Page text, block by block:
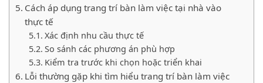
Cách áp dụng trang trí bàn làm việc tại nhà vào
thực tế
Xác định nhu cầu thực tế
So sánh các phương án phù hợp
Kiểm tra trước khi chọn hoặc triển khai
Lỗi thường gặp khi tìm hiểu trang trí bàn làm việc